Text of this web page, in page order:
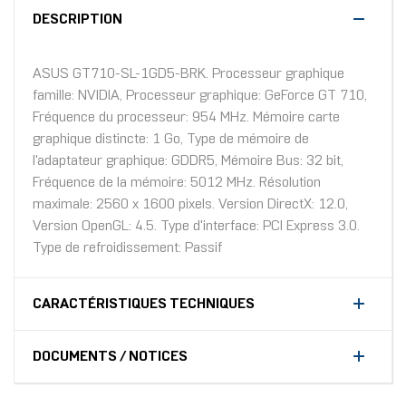
DESCRIPTION
ASUS GT710-SL-1GD5-BRK. Processeur graphique
famille: NVIDIA, Processeur graphique: GeForce GT 710,
Fréquence du processeur: 954 MHz. Mémoire carte
graphique distincte: 1 Go, Type de mémoire de
l'adaptateur graphique: GDDR5, Mémoire Bus: 32 bit,
Fréquence de la mémoire: 5012 MHz. Résolution
maximale: 2560 x 1600 pixels. Version DirectX: 12.0,
Version OpenGL: 4.5. Type d'interface: PCI Express 3.0.
Type de refroidissement: Passif
CARACTÉRISTIQUES TECHNIQUES
DOCUMENTS / NOTICES